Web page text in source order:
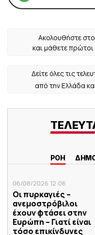
Ακολουθήστε στο
και μάθετε πρώτοι
Δείτε όλες τις
από την Ελλάδα
ΡΟΗ
06/08/2026 12:06
Οι πυρκαγιές –
ανεμοστρόβιλοι
έχουν φτάσει στην
Ευρώπη – Γιατί είναι
τόσο επικίνδυνες